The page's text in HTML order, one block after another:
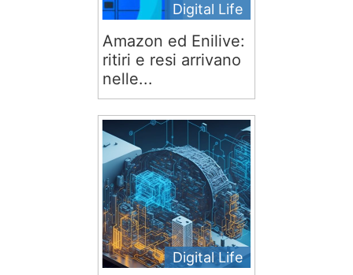
Digital Life
Amazon ed Enilive:
ritiri e resi arrivano
nelle...
Digital Life